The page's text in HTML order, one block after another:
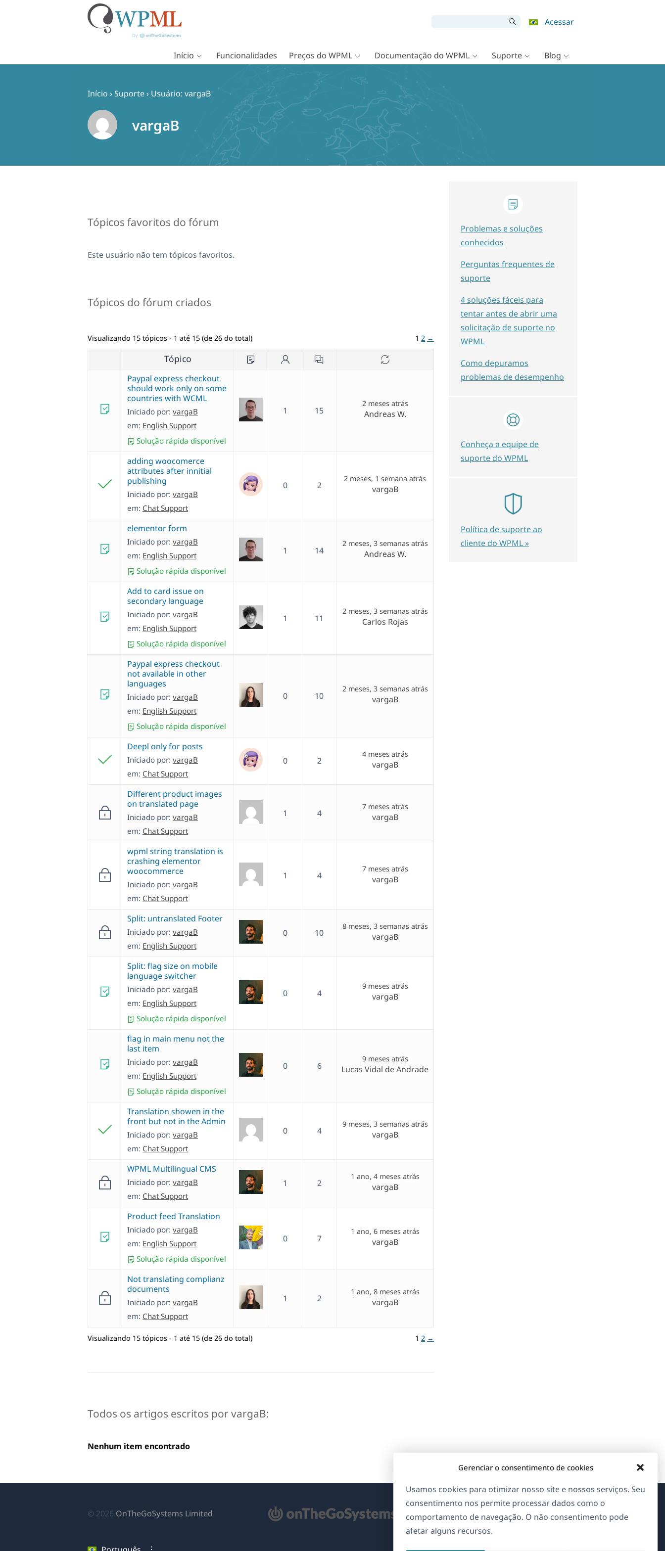
Gerenciar o consentimento de cookies
Usamos cookies para otimizar nosso site e nossos serviços. Seu
consentimento nos permite processar dados como o
comportamento de navegação. O não consentimento pode
afetar alguns recursos.
Acessar
Início Funcionalidades Preços do WPML Documentação do WPML Suporte Blog
Início ›Suporte› Usuário: vargaB
vargaB
Tópicos favoritos do fórum
Este usuário não tem tópicos favoritos.
Tópicos do fórum criados
Visualizando 15 tópicos - 1 até 15 (de 26 do total) 1 2 →
Tópico
Paypal express checkout
should work only on some
countries with WCML
Iniciado por: vargaB
em: English Support
Solução rápida disponível
1 15
2 meses atrás
Andreas W.
adding woocomerce
attributes after innitial
publishing
Iniciado por: vargaB
em: Chat Support
0 2
2 meses, 1 semana atrás
vargaB
elementor form
Iniciado por: vargaB
em: English Support
Solução rápida disponível
1 14
2 meses, 3 semanas atrás
Andreas W.
Add to card issue on
secondary language
Iniciado por: vargaB
em: English Support
Solução rápida disponível
1 11
2 meses, 3 semanas atrás
Carlos Rojas
Paypal express checkout
not available in other
languages
Iniciado por: vargaB
em: English Support
Solução rápida disponível
0 10
2 meses, 3 semanas atrás
vargaB
Deepl only for posts
Iniciado por: vargaB
em: Chat Support
0 2
4 meses atrás
vargaB
Different product images
on translated page
Iniciado por: vargaB
em: Chat Support
1 4
7 meses atrás
vargaB
wpml string translation is
crashing elementor
woocommerce
Iniciado por: vargaB
em: Chat Support
1 4
7 meses atrás
vargaB
Split: untranslated Footer
Iniciado por: vargaB
em: English Support
0 10
8 meses, 3 semanas atrás
vargaB
Split: flag size on mobile
language switcher
Iniciado por: vargaB
em: English Support
Solução rápida disponível
0 4
9 meses atrás
vargaB
flag in main menu not the
last item
Iniciado por: vargaB
em: English Support
Solução rápida disponível
0 6
9 meses atrás
Lucas Vidal de Andrade
Translation showen in the
front but not in the Admin
Iniciado por: vargaB
em: Chat Support
0 4
9 meses, 3 semanas atrás
vargaB
WPML Multilingual CMS
Iniciado por: vargaB
em: Chat Support
1 2
1 ano, 4 meses atrás
vargaB
Product feed Translation
Iniciado por: vargaB
em: English Support
Solução rápida disponível
0 7
1 ano, 6 meses atrás
vargaB
Not translating complianz
documents
Iniciado por: vargaB
em: Chat Support
1 2
1 ano, 8 meses atrás
vargaB
Visualizando 15 tópicos - 1 até 15 (de 26 do total) 1 2 →
Todos os artigos escritos por vargaB:
Nenhum item encontrado
Problemas e soluções
conhecidos
Perguntas frequentes de
suporte
4 soluções fáceis para
tentar antes de abrir uma
solicitação de suporte no
WPML
Como depuramos
problemas de desempenho
Conheça a equipe de
suporte do WPML
Política de suporte ao
cliente do WPML »
© 2026 OnTheGoSystems Limited
Sobre o WPML
GDPR & Política de Privacidade